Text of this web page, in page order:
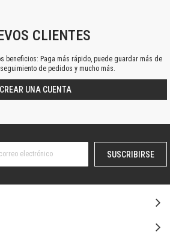
CLIENTES
beneficios: Paga más rápido, puede guardar más de
de pedidos y mucho más.
CREAR UNA CUENTA
SUSCRIBIRSE